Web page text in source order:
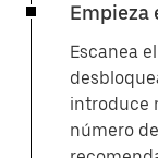
Empieza
Escanea
introduce
número